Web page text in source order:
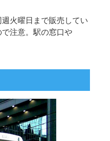
火曜日まで販売してい
注意。駅の窓口や